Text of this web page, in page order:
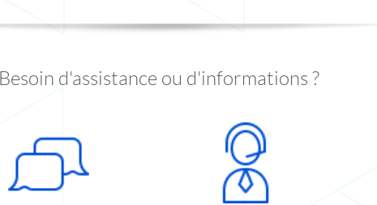
Besoin d'assistance ou d'informations ?